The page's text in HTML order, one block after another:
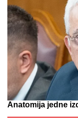
Anatomija jedne